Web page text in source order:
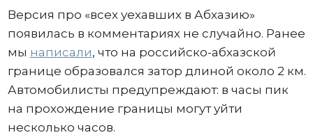
Версия про «всех уехавших в Абхазию»
появилась в комментариях не случайно. Ранее
мы написали, что на российско-абхазской
границе образовался затор длиной около 2 км.
Автомобилисты предупреждают: в часы пик
на прохождение границы могут уйти
несколько часов.